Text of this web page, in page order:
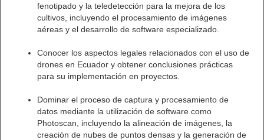
fenotipado y la teledetección para la mejora de los
cultivos, incluyendo el procesamiento de imágenes
aéreas y el desarrollo de software especializado.
Conocer los aspectos legales relacionados con el uso de
drones en Ecuador y obtener conclusiones prácticas
para su implementación en proyectos.
Dominar el proceso de captura y procesamiento de
datos mediante la utilización de software como
Photoscan, incluyendo la alineación de imágenes, la
creación de nubes de puntos densas y la generación de